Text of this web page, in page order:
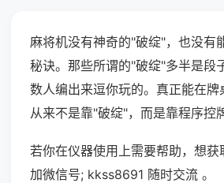
麻将机没有神奇的"破绽"，也没有
秘诀。那些所谓的"破绽"多半是段
数人编出来逗你玩的。真正能在牌
从来不是靠"破绽"，而是靠程序控
若你在仪器使用上需要帮助，想
加微信号; kkss8691 随时交流 。